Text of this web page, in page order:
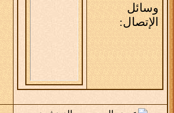
وسائل
الإتصال: